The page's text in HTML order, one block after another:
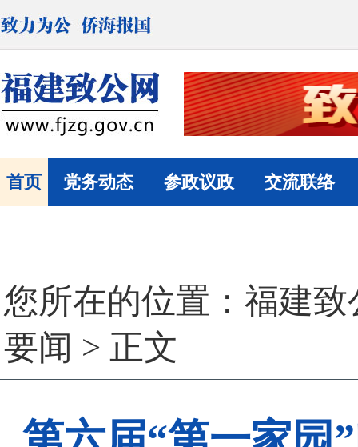
首页 党务动态 参政议政 交流联络
您所在的位置： 福建致
要闻 > 正文